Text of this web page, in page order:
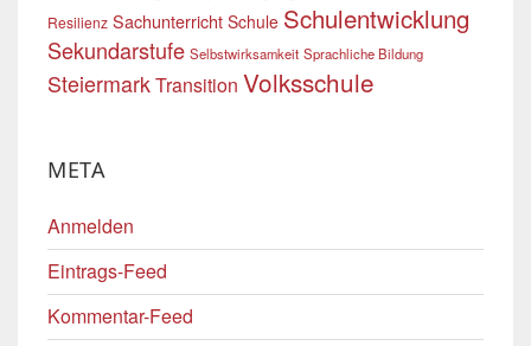
Resilienz Sachunterricht Schule Schulentwicklung
Sekundarstufe Selbstwirksamkeit Sprachliche Bildung
SteiermarkTransition Volksschule
META
Anmelden
Eintrags-Feed
Kommentar-Feed